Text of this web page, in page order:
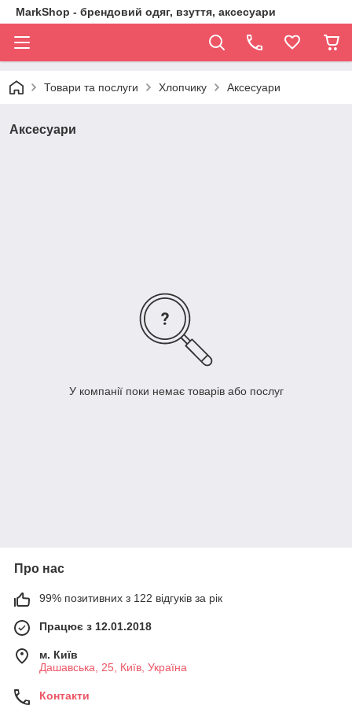
MarkShop - брендовий одяг, взуття, аксесуари
Товари та послуги Хлопчику Аксесуари
Аксесуари
У компанії поки немає товарів або послуг
Про нас
99% позитивних з 122 відгуків за рік
Працює з 12.01.2018
м. Київ
Дашавська, 25, Київ, Україна
Контакти